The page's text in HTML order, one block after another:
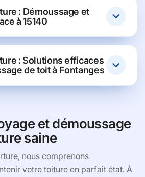
: Démoussage et
à 15140
: Solutions efficaces
de toit à Fontanges
et démoussage
saine
nous comprenons
votre toiture en parfait état. À